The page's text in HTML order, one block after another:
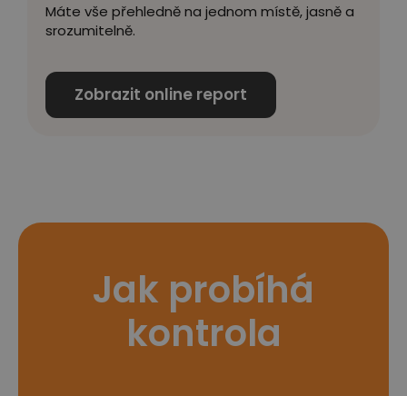
Máte vše přehledně na jednom místě, jasně a
srozumitelně.
Zobrazit online report
Jak probíhá
kontrola